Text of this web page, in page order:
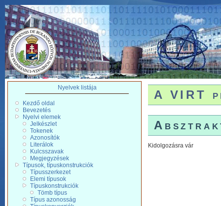
Nyelvek listája
Kezdő oldal
Bevezetés
Nyelvi elemek
Jelkészlet
Tokenek
Azonosítók
Literálok
Kulcsszavak
Megjegyzések
Típusok, típuskonstrukciók
Típusszerkezet
Elemi típusok
Típuskonstrukciók
Tömb típus
Típus azonosság
A VIRT
Kidolgozásra vár